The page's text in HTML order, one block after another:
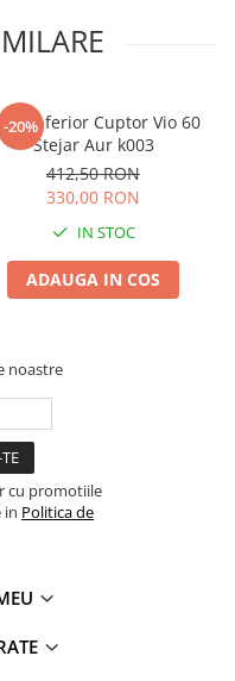
-20%Inferior Cuptor Vio 60
Stejar Aur k003
412,50 RON
330,00 RON
IN STOC
ADAUGA IN COS
noastre
cu promotiile
in Politica de